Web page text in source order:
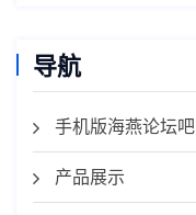
导航
手机版海燕论坛吧
产品展示